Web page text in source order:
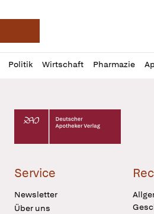
Deutsche Apotheker
Politik Wirtschaft Pharmazie
Profil
öffnen
Daz
Pur
Deutscher Apotheker Verlag
Service
Newsletter
Über uns